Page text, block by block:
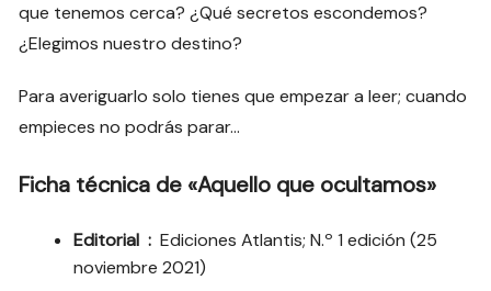
que tenemos cerca? ¿Qué secretos escondemos?
¿Elegimos nuestro destino?
Para averiguarlo solo tienes que empezar a leer; cuando
empieces no podrás parar…
Ficha técnica de «Aquello que ocultamos»
Editorial ‏ : ‎Ediciones Atlantis; N.º 1 edición (25
noviembre 2021)